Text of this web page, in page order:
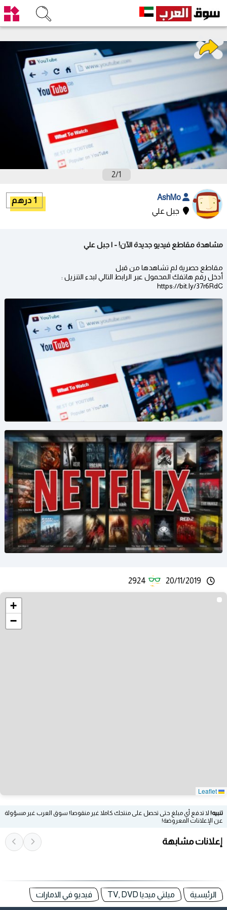
1
/
2
جبل علي
1 درهم
مشاهدة مقاطع فيديو جديدة الآن! - | جبل علي
مقاطع حصرية لم تشاهدها من قبل
أدخل رقم هاتفك المحمول عبر الرابط التالي لبدء التنزيل :
https://bit.ly/37r6RdC
20/11/2019
2924
+
−
تنبيه! لا تدفع أي مبلغ حتى تحصل على منتجك كاملا غير منقوصا! سوق العرب غير مسؤولة
عن الإعلانات المعروضة!
إعلانات مشابهة
الرئيسية ميلتي ميديا TV, DVD فيديو في الامارات